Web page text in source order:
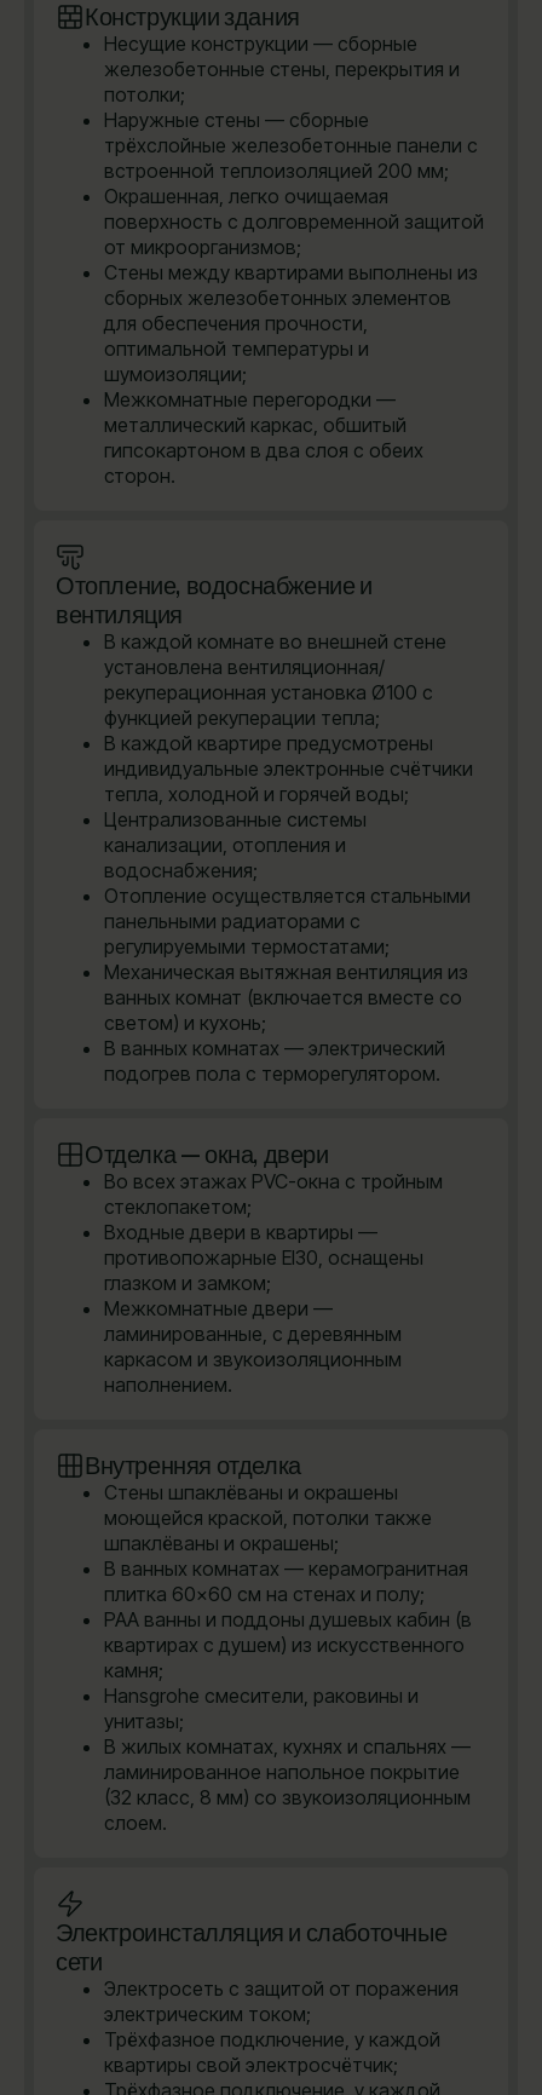
Конструкции здания
Несущие конструкции — сборные
железобетонные стены, перекрытия и
потолки;
Наружные стены — сборные
трёхслойные железобетонные панели с
встроенной теплоизоляцией 200 мм;
Окрашенная, легко очищаемая
поверхность с долговременной защитой
от микроорганизмов;
Стены между квартирами выполнены из
сборных железобетонных элементов
для обеспечения прочности,
оптимальной температуры и
шумоизоляции;
Межкомнатные перегородки —
металлический каркас, обшитый
гипсокартоном в два слоя с обеих
сторон.
Отопление, водоснабжение и
вентиляция
В каждой комнате во внешней стене
установлена вентиляционная/
рекуперационная установка Ø100 с
функцией рекуперации тепла;
В каждой квартире предусмотрены
индивидуальные электронные счётчики
тепла, холодной и горячей воды;
Централизованные системы
канализации, отопления и
водоснабжения;
Отопление осуществляется стальными
панельными радиаторами с
регулируемыми термостатами;
Механическая вытяжная вентиляция из
ванных комнат (включается вместе со
светом) и кухонь;
В ванных комнатах — электрический
подогрев пола с терморегулятором.
Отделка — окна, двери
Во всех этажах PVC-окна с тройным
стеклопакетом;
Входные двери в квартиры —
противопожарные EI30, оснащены
глазком и замком;
Межкомнатные двери —
ламинированные, с деревянным
каркасом и звукоизоляционным
наполнением.
Внутренняя отделка
Стены шпаклёваны и окрашены
моющейся краской, потолки также
шпаклёваны и окрашены;
В ванных комнатах — керамогранитная
плитка 60×60 см на стенах и полу;
PAA ванны и поддоны душевых кабин (в
квартирах с душем) из искусственного
камня;
Hansgrohe cмесители, раковины и
унитазы;
В жилых комнатах, кухнях и спальнях —
ламинированное напольное покрытие
(32 класс, 8 мм) со звукоизоляционным
слоем.
Электроинсталляция и слаботочные
сети
Электросеть с защитой от поражения
электрическим током;
Трёхфазное подключение, у каждой
квартиры свой электросчётчик;
Трёхфазное подключение, у каждой